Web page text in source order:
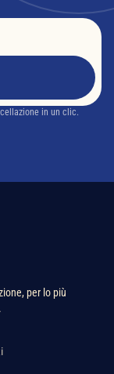
in un clic.
per lo più